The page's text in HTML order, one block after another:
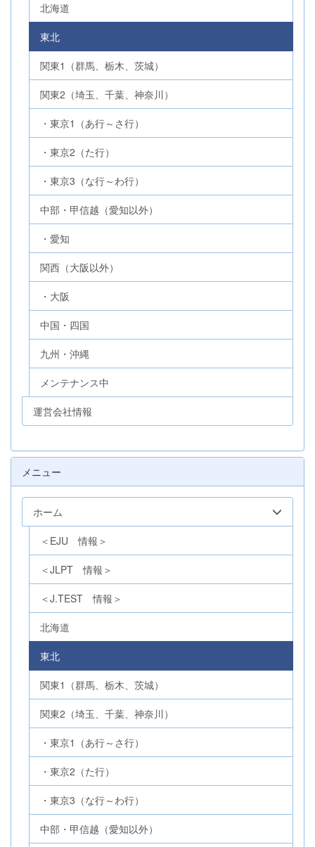
北海道
東北
関東1（群馬、栃木、茨城）
関東2（埼玉、千葉、神奈川）
・東京1（あ行～さ行）
・東京2（た行）
・東京3（な行～わ行）
中部・甲信越（愛知以外）
・愛知
関西（大阪以外）
・大阪
中国・四国
九州・沖縄
メンテナンス中
運営会社情報
メニュー
ホーム
＜EJU 情報＞
＜JLPT 情報＞
＜J.TEST 情報＞
北海道
東北
関東1（群馬、栃木、茨城）
関東2（埼玉、千葉、神奈川）
・東京1（あ行～さ行）
・東京2（た行）
・東京3（な行～わ行）
中部・甲信越（愛知以外）